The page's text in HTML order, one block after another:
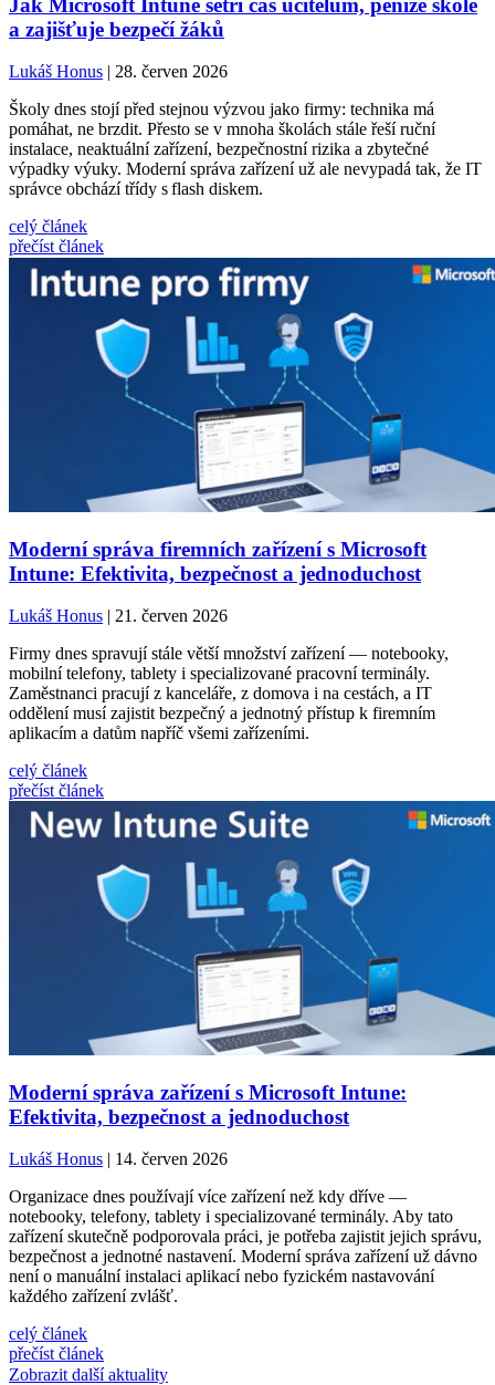
Jak Microsoft Intune šetří čas učitelům, peníze škole
a zajišťuje bezpečí žáků
Lukáš Honus | 28. červen 2026
Školy dnes stojí před stejnou výzvou jako firmy: technika má
pomáhat, ne brzdit. Přesto se v mnoha školách stále řeší ruční
instalace, neaktuální zařízení, bezpečnostní rizika a zbytečné
výpadky výuky. Moderní správa zařízení už ale nevypadá tak, že IT
správce obchází třídy s flash diskem.
celý článek
přečíst článek
Moderní správa firemních zařízení s Microsoft
Intune: Efektivita, bezpečnost a jednoduchost
Lukáš Honus | 21. červen 2026
Firmy dnes spravují stále větší množství zařízení — notebooky,
mobilní telefony, tablety i specializované pracovní terminály.
Zaměstnanci pracují z kanceláře, z domova i na cestách, a IT
oddělení musí zajistit bezpečný a jednotný přístup k firemním
aplikacím a datům napříč všemi zařízeními.
celý článek
přečíst článek
Moderní správa zařízení s Microsoft Intune:
Efektivita, bezpečnost a jednoduchost
Lukáš Honus | 14. červen 2026
Organizace dnes používají více zařízení než kdy dříve —
notebooky, telefony, tablety i specializované terminály. Aby tato
zařízení skutečně podporovala práci, je potřeba zajistit jejich správu,
bezpečnost a jednotné nastavení. Moderní správa zařízení už dávno
není o manuální instalaci aplikací nebo fyzickém nastavování
každého zařízení zvlášť.
celý článek
přečíst článek
Zobrazit další aktuality